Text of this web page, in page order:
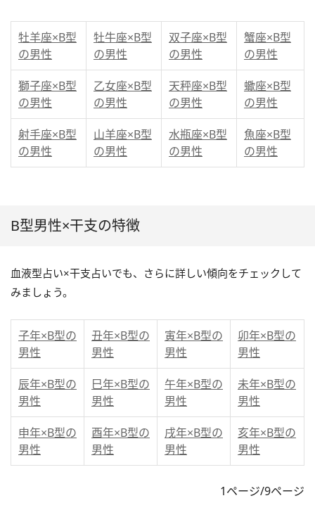
牡羊座×B型
の男性
牡牛座×B型
の男性
双子座×B型
の男性
蟹座×B型
の男性
獅子座×B型
の男性
乙女座×B型
の男性
天秤座×B型
の男性
蠍座×B型
の男性
射手座×B型
の男性
山羊座×B型
の男性
水瓶座×B型
の男性
魚座×B型
の男性
B型男性×干支の特徴
血液型占い×干支占いでも、さらに詳しい傾向をチェックして
みましょう。
子年×B型の
男性
丑年×B型の
男性
寅年×B型の
男性
卯年×B型の
男性
辰年×B型の
男性
巳年×B型の
男性
午年×B型の
男性
未年×B型の
男性
申年×B型の
男性
酉年×B型の
男性
戌年×B型の
男性
亥年×B型の
男性
1ページ/9ページ